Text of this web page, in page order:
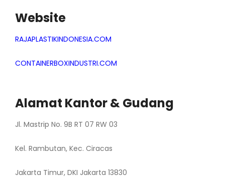
Website
RAJAPLASTIKINDONESIA.COM
CONTAINERBOXINDUSTRI.COM
Alamat Kantor & Gudang
Jl. Mastrip No. 9B RT 07 RW 03
Kel. Rambutan, Kec. Ciracas
Jakarta Timur, DKI Jakarta 13830